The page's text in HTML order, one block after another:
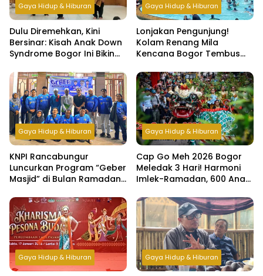
Gaya Hidup & Hiburan
Dulu Diremehkan, Kini
Bersinar: Kisah Anak Down
Syndrome Bogor Ini Bikin
Gaya Hidup & Hiburan
Lonjakan Pengunjung!
Kolam Renang Mila
Kencana Bogor Tembus
Lebaran
Gaya Hidup & Hiburan
KNPI Rancabungur
Luncurkan Program “Geber
Masjid” di Bulan Ramadan,
Kebersamaan Pemuda
Gaya Hidup & Hiburan
Cap Go Meh 2026 Bogor
Meledak 3 Hari! Harmoni
Imlek-Ramadan, 600 Anak
Gaya Hidup & Hiburan Gaya Hidup & Hiburan